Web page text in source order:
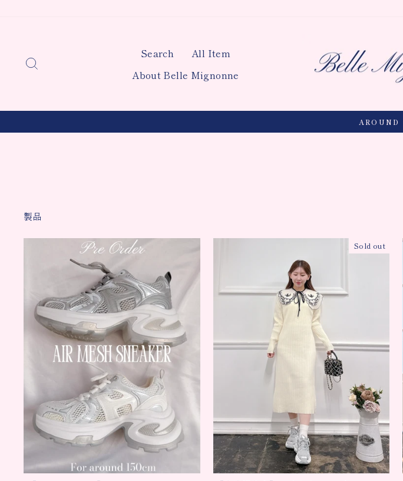
Search
All Item
About Belle Mignonne
WELCOME TO CLOSET
製品
Sold out